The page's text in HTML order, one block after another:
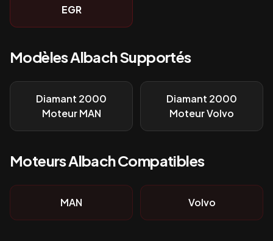
EGR
ModèlesAlbachSupportés
Diamant 2000
Moteur MAN
Diamant 2000
Moteur Volvo
MoteursAlbachCompatibles
MAN Volvo